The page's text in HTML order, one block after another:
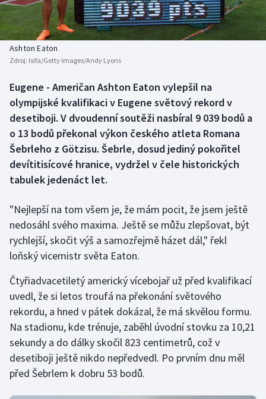
Baseball a softbal
Basketbal
Biatlon
Boby a skeleton
Box
Curling
Dostihy
Florbal
Futsal
Golf
Gymnastika
Házená
Jezdectví
Judo
Soutěže
Historické návraty
Aplikace ČT sport
AZ kvíz
Ashton Eaton
Zdroj: Isifa/Getty Images/Andy Lyons
Eugene - Američan Ashton Eaton vylepšil na
olympijské kvalifikaci v Eugene světový rekord v
desetiboji. V dvoudenní soutěži nasbíral 9 039 bodů a
o 13 bodů překonal výkon českého atleta Romana
Šebrleho z Götzisu. Šebrle, dosud jediný pokořitel
devítitisícové hranice, vydržel v čele historických
tabulek jedenáct let.
"Nejlepší na tom všem je, že mám pocit, že jsem ještě
nedosáhl svého maxima. Ještě se můžu zlepšovat, být
rychlejší, skočit výš a samozřejmě házet dál," řekl
loňský vicemistr světa Eaton.
Čtyřiadvacetiletý americký vícebojař už před kvalifikací
uvedl, že si letos troufá na překonání světového
rekordu, a hned v pátek dokázal, že má skvělou formu.
Na stadionu, kde trénuje, zaběhl úvodní stovku za 10,21
sekundy a do dálky skočil 823 centimetrů, což v
desetiboji ještě nikdo nepředvedl. Po prvním dnu měl
před Šebrlem k dobru 53 bodů.